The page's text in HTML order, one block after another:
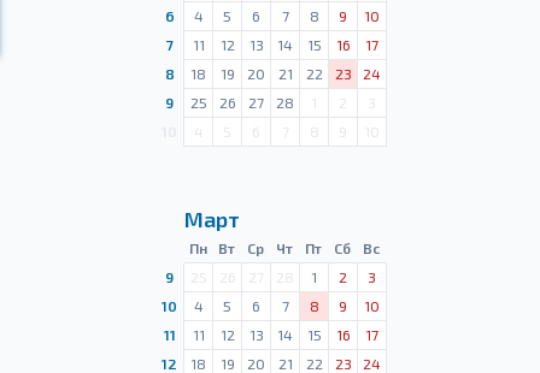
6
4 5 6 7 8 9
10
7
11 12 13 14 15 16
17
8
18 19 20 21 22 23
24
9
25 26 27 28 1 2
3
4 5 6 7 8 9 10
Март
Пн Вт Ср Чт Пт Сб
Вс
9
25 26 27 28 1 2
3
10
4 5 6 7 8 9
10
11
11 12 13 14 15 16
17
12
18 19 20 21 22 23
24